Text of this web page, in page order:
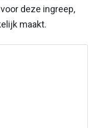
deze ingreep,
maakt.